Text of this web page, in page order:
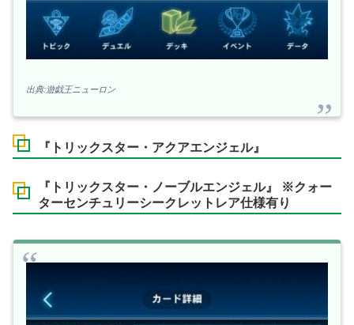
出典:遊戯王ニューロン
『トリックスター・アクアエンジェル』
『トリックスター・ノーブルエンジェル』 ※クォー
ターセンチュリーシークレットレア仕様有り